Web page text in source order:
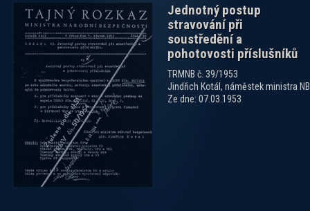
Jednotný postup
stravování při
soustředění a
pohotovosti příslušníků
TRMNB č. 39/1953
Jindřich Kotál, náměstek ministra NB
Ze dne: 07.03.1953